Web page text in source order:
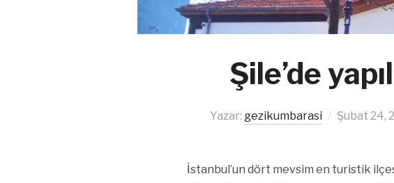
Şile’de
Yazar: gezikumbarasi Şubat 24,
İstanbul’un dört mevsim en turistik